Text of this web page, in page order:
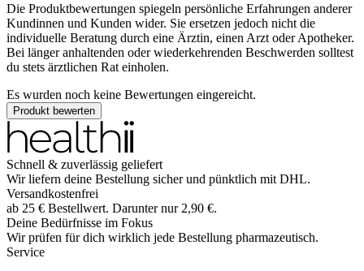
Die Produktbewertungen spiegeln persönliche Erfahrungen anderer
Kundinnen und Kunden wider. Sie ersetzen jedoch nicht die
individuelle Beratung durch eine Ärztin, einen Arzt oder Apotheker.
Bei länger anhaltenden oder wiederkehrenden Beschwerden solltest
du stets ärztlichen Rat einholen.
Es wurden noch keine Bewertungen eingereicht.
Produkt bewerten
Schnell & zuverlässig geliefert
Wir liefern deine Bestellung sicher und pünktlich mit DHL.
Versandkostenfrei
ab 25 € Bestellwert. Darunter nur 2,90 €.
Deine Bedürfnisse im Fokus
Wir prüfen für dich wirklich jede Bestellung pharmazeutisch.
Service